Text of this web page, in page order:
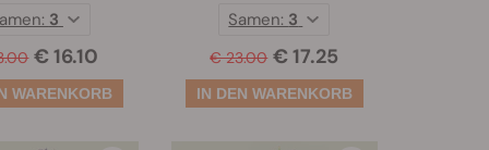
€ 16.10
3
€ 23.00 € 17.25
Samen: 3